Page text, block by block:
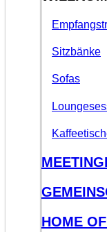
Sitzbänke
Sofas
HOME